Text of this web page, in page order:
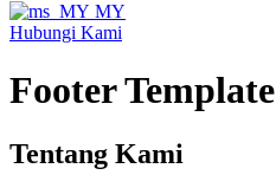
MY
Hubungi Kami
Footer Template
Tentang Kami